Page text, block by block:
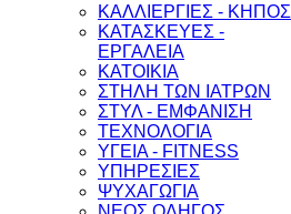
ΚΑΛΛΙΕΡΓΙΕΣ - ΚΗΠΟΣ
ΚΑΤΑΣΚΕΥΕΣ -
ΕΡΓΑΛΕΙΑ
ΚΑΤΟΙΚΙΑ
ΣΤΗΛΗ ΤΩΝ ΙΑΤΡΩΝ
ΣΤΥΛ - ΕΜΦΑΝΙΣΗ
ΤΕΧΝΟΛΟΓΙΑ
ΥΓΕΙΑ - FITNESS
ΥΠΗΡΕΣΙΕΣ
ΨΥΧΑΓΩΓΙΑ